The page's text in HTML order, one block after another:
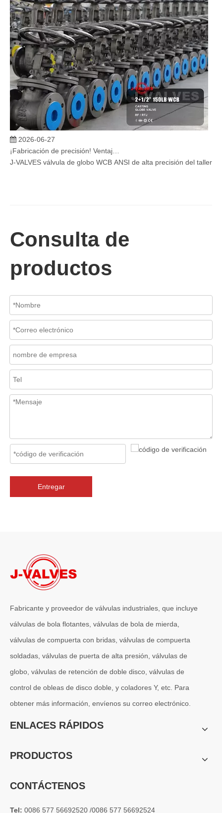
J-VALVES válvula de globo WCB ANSI de alta precisión del
2026-06-26
Guía de selección de válvulas de retención oscilantes Clase 150 de 18'~30' | Solución técnica de acero al carbono WCB de J-VALVES
¿Cómo seleccionar una válvula de retención oscilante de 18-30
Válvulas de bola montadas en muñón mecanizadas con precisión
Consulta de
productos
Entregar
Fabricante y proveedor de válvulas industriales, que incluye
válvulas de bola flotantes, válvulas de bola de mierda,
válvulas de compuerta con bridas, válvulas de compuerta
soldadas, válvulas de puerta de alta presión, válvulas de
globo, válvulas de retención de doble disco, válvulas de
control de obleas de disco doble, y coladores Y, etc. Para
obtener más información, envíenos su correo electrónico.
ENLACES RÁPIDOS
PRODUCTOS
CONTÁCTENOS
Tel: 0086 577 56692520 /0086 577 56692524